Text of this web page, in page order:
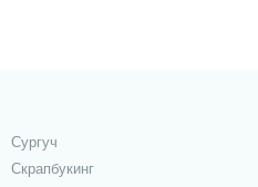
Сургуч
Скрапбукинг